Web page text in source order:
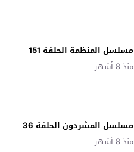
مسلسل المنظمة الحلقة 151
منذ 8 أشهر
مسلسل المشردون الحلقة 36
منذ 8 أشهر